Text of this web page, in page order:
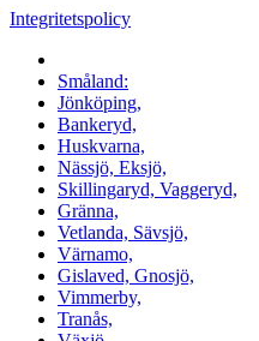
Integritetspolicy
Småland:
Jönköping,
Bankeryd,
Huskvarna,
Nässjö, Eksjö,
Skillingaryd, Vaggeryd,
Gränna,
Vetlanda, Sävsjö,
Värnamo,
Gislaved, Gnosjö,
Vimmerby,
Tranås,